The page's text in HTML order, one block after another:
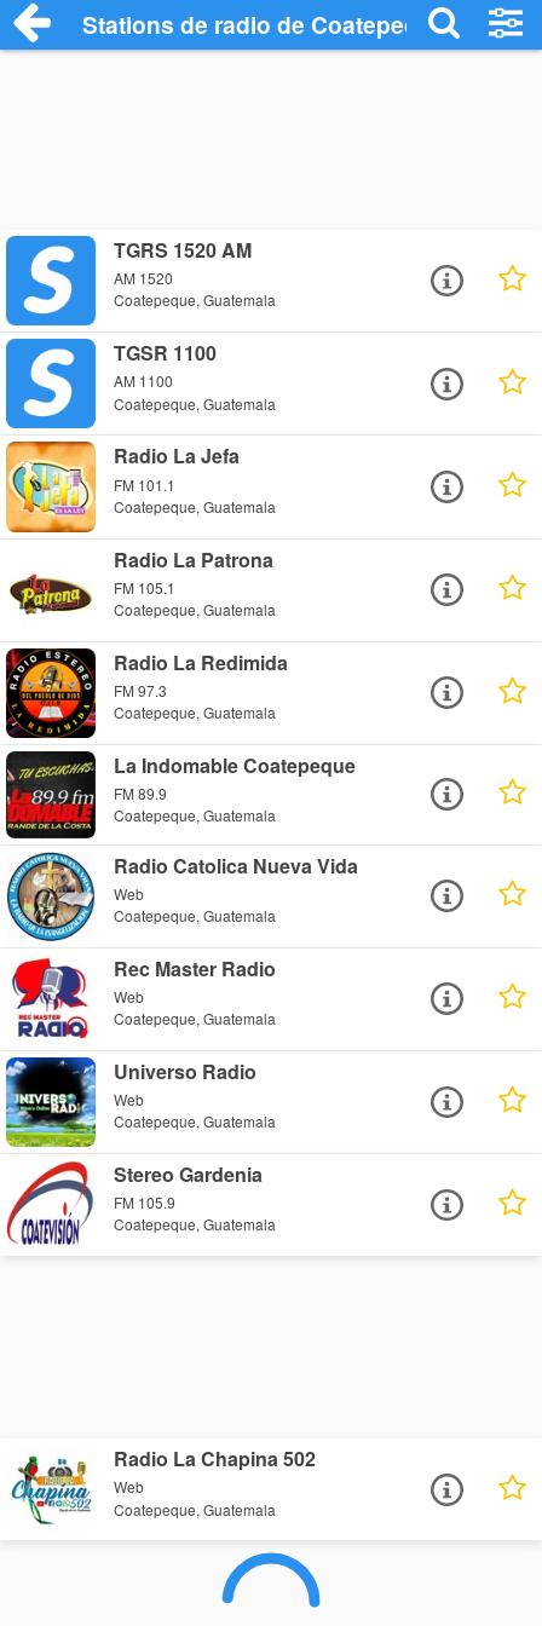
Stations de radio de Coatepeque
TGRS 1520 AM
AM 1520
Coatepeque, Guatemala
TGSR 1100
AM 1100
Coatepeque, Guatemala
Radio La Jefa
FM 101.1
Coatepeque, Guatemala
Radio La Patrona
FM 105.1
Coatepeque, Guatemala
Radio La Redimida
FM 97.3
Coatepeque, Guatemala
La Indomable Coatepeque
FM 89.9
Coatepeque, Guatemala
Radio Catolica Nueva Vida
Web
Coatepeque, Guatemala
Rec Master Radio
Web
Coatepeque, Guatemala
Universo Radio
Web
Coatepeque, Guatemala
Stereo Gardenia
FM 105.9
Coatepeque, Guatemala
Radio La Chapina 502
Web
Coatepeque, Guatemala